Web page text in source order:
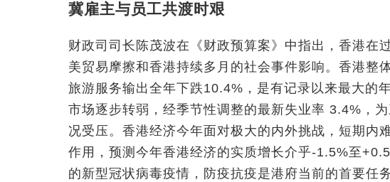
冀雇主与员工共渡时艰
财政司司长陈茂波在《财政预算案》中指出，香港在
美贸易摩擦和香港持续多月的社会事件影响。香港整
旅游服务输出全年下跌10.4%，是有记录以来最大的
市场逐步转弱，经季节性调整的最新失业率 3.4%，
况受压。香港经济今年面对极大的内外挑战，短期内
作用，预测今年香港经济的实质增长介乎-1.5%至
的新型冠状病毒疫情，防疫抗疫是港府当前的首要任